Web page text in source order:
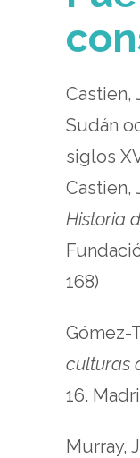
Castien,
Sudán
siglos
Castien,
Historia
168)
Gómez-
culturas
16.
Murray,